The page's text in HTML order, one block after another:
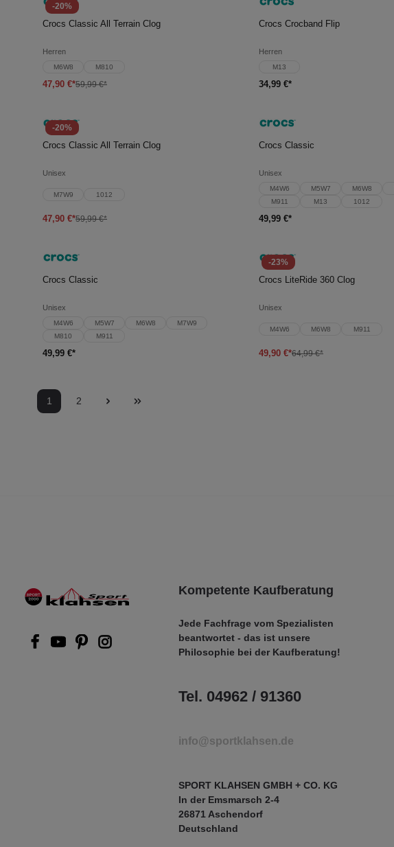
-20%
In den Warenkorb
Crocs Classic All Terrain Clog
Herren
M6W8 M810
47,90 €*59,99 €*
Crocs Crocband Flip
Herren
M13
34,99 €*
-20%
In den Warenkorb
Crocs Classic All Terrain Clog
Unisex
M7W9 1012
47,90 €*59,99 €*
Crocs Classic
Unisex
M4W6 M5W7 M6W8
M911
M13 1012
49,99 €*
Crocs Classic
Unisex
M4W6 M5W7 M6W8
M7W9
M810
M911
49,99 €*
-23%
In den Warenkorb
Crocs LiteRide 360 Clog
Unisex
M4W6 M6W8 M911
49,90 €*64,99 €*
1 2
Kompetente Kaufberatung
Jede Fachfrage vom Spezialisten
beantwortet - das ist unsere
Philosophie bei der Kaufberatung!
Tel. 04962 / 91360
info@sportklahsen.de
SPORT KLAHSEN GMBH + CO. KG
In der Emsmarsch 2-4
26871 Aschendorf
Deutschland